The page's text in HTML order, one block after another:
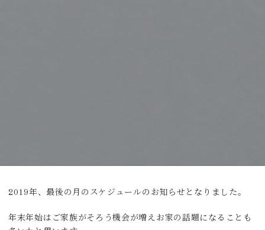
2019年、最後の月のスケジュールのお知らせとなりました。
年末年始はご家族がそろう機会が増えお家の話題になることも